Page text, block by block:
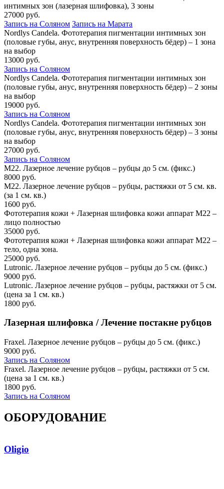
интимных зон (лазерная шлифовка), 3 зоны
27000 руб.
Запись на Соляном Запись на Марата
Nordlys Candela. Фототерапия пигментации интимных зон
(половые губы, анус, внутренняя поверхность бёдер) – 1 зона
на выбор
13000 руб.
Запись на Соляном
Nordlys Candela. Фототерапия пигментации интимных зон
(половые губы, анус, внутренняя поверхность бёдер) – 2 зоны
на выбор
19000 руб.
Запись на Соляном
Nordlys Candela. Фототерапия пигментации интимных зон
(половые губы, анус, внутренняя поверхность бёдер) – 3 зоны
на выбор
27000 руб.
Запись на Соляном
M22. Лазерное лечение рубцов – рубцы до 5 см. (фикс.)
8000 руб.
M22. Лазерное лечение рубцов – рубцы, растяжки от 5 см. кв.
(за 1 см. кв.)
1600 руб.
Фототерапия кожи + Лазерная шлифовка кожи аппарат M22 –
лицо полностью
35000 руб.
Фототерапия кожи + Лазерная шлифовка кожи аппарат M22 –
тело, одна зона.
25000 руб.
Lutronic. Лазерное лечение рубцов – рубцы до 5 см. (фикс.)
9000 руб.
Lutronic. Лазерное лечение рубцов – рубцы, растяжки от 5 см.
(цена за 1 см. кв.)
1800 руб.
Лазерная шлифовка / Лечение постакне рубцов
Fraxel. Лазерное лечение рубцов – рубцы до 5 см. (фикс.)
9000 руб.
Запись на Соляном
Fraxel. Лазерное лечение рубцов – рубцы, растяжки от 5 см.
(цена за 1 см. кв.)
1800 руб.
Запись на Соляном
ОБОРУДОВАНИЕ
Oligio